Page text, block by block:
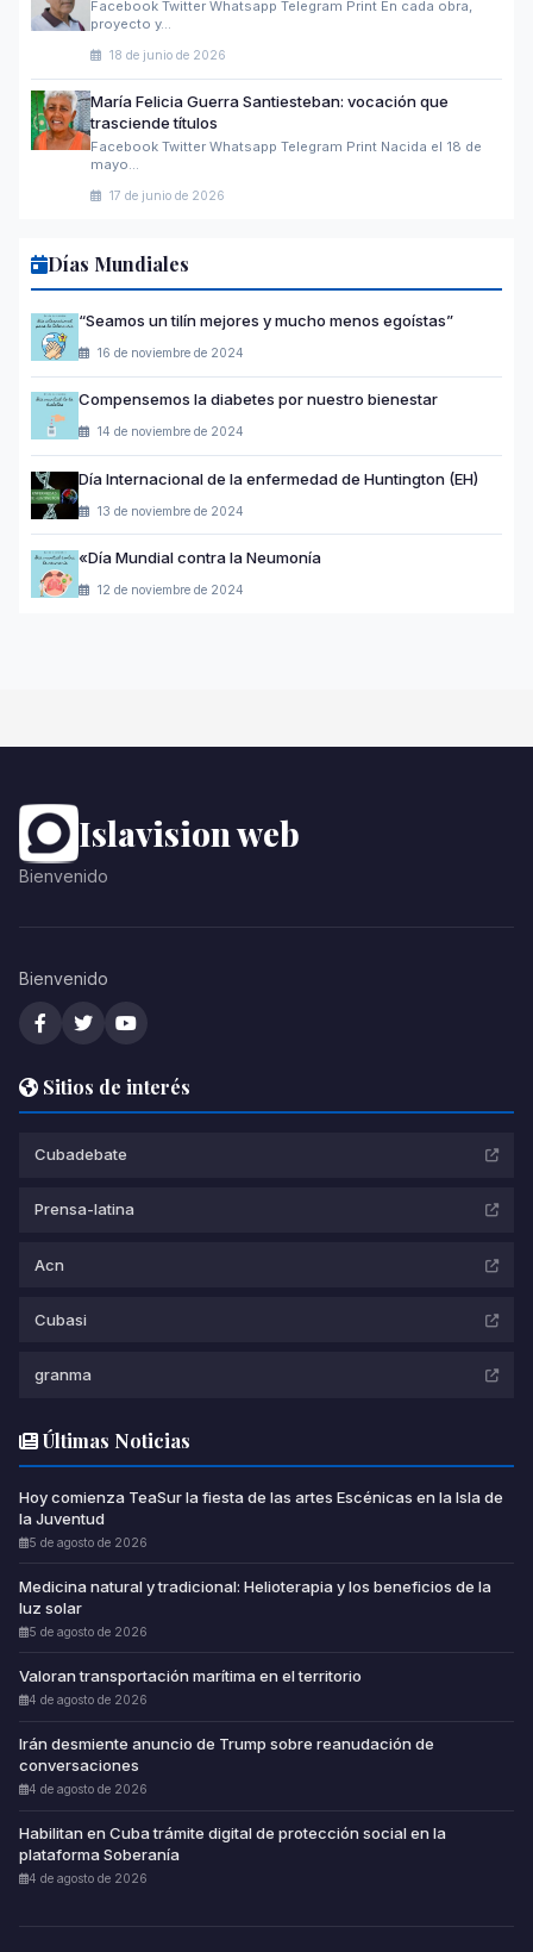
Facebook Twitter Whatsapp Telegram Print En cada obra,
proyecto y…
18 de junio de 2026
María Felicia Guerra Santiesteban: vocación que
trasciende títulos
Facebook Twitter Whatsapp Telegram Print Nacida el 18 de
mayo…
17 de junio de 2026
Días Mundiales
“Seamos un tilín mejores y mucho menos egoístas”
16 de noviembre de 2024
Compensemos la diabetes por nuestro bienestar
14 de noviembre de 2024
Día Internacional de la enfermedad de Huntington (EH)
13 de noviembre de 2024
«Día Mundial contra la Neumonía
12 de noviembre de 2024
Islavision web
Bienvenido
Bienvenido
Sitios de interés
Cubadebate
Prensa-latina
Acn
Cubasi
granma
Últimas Noticias
Hoy comienza TeaSur la fiesta de las artes Escénicas en la Isla de
la Juventud
5 de agosto de 2026
Medicina natural y tradicional: Helioterapia y los beneficios de la
luz solar
5 de agosto de 2026
Valoran transportación marítima en el territorio
4 de agosto de 2026
Irán desmiente anuncio de Trump sobre reanudación de
conversaciones
4 de agosto de 2026
Habilitan en Cuba trámite digital de protección social en la
plataforma Soberanía
4 de agosto de 2026